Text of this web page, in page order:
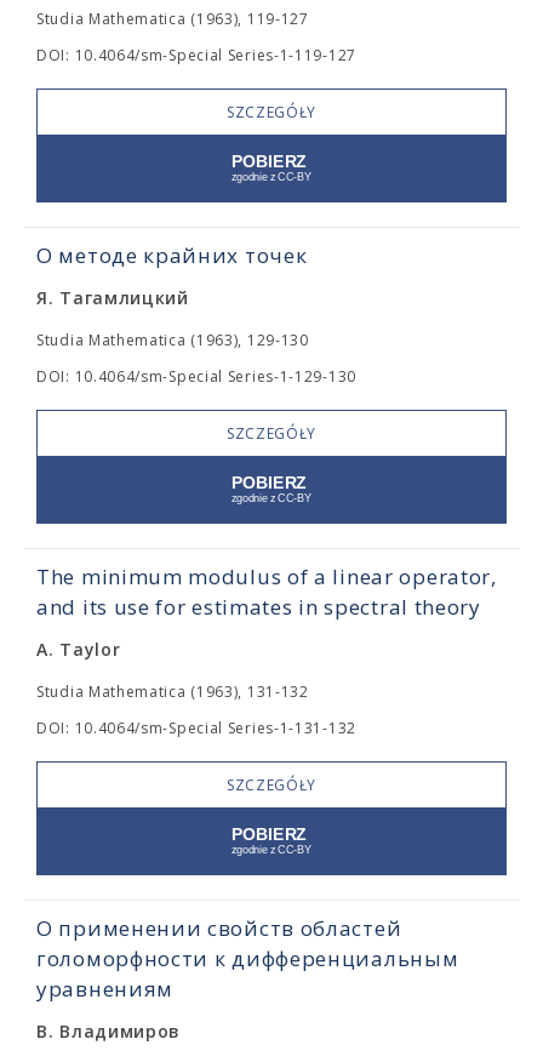
Studia Mathematica (1963), 119-127
DOI: 10.4064/sm-Special Series-1-119-127
SZCZEGÓŁY
О методе крайних точек
Я. Тагамлицкий
Studia Mathematica (1963), 129-130
DOI: 10.4064/sm-Special Series-1-129-130
SZCZEGÓŁY
The minimum modulus of a linear operator,
and its use for estimates in spectral theory
A. Taylor
Studia Mathematica (1963), 131-132
DOI: 10.4064/sm-Special Series-1-131-132
SZCZEGÓŁY
О применении свойств областей
голоморфности к дифференциальным
уравнениям
В. Владимиров